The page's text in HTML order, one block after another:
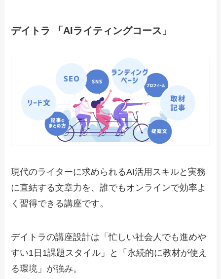
デイトラ 「AIライティングコース」
現代のライターに求められるAI活用スキルと実務
に直結する文章力を、誰でもオンラインで効率よ
く習得できる講座です。
デイトラの講座設計は「忙しい社会人でも進めや
すい1日1課題スタイル」と「永続的に教材が使え
る環境」が強み。